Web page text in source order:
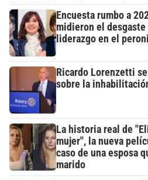
Encuesta rumbo a
midieron el
liderazgo en el
Ricardo Lorenzetti
sobre la
La historia real de
mujer", la nueva
caso de una esposa
marido